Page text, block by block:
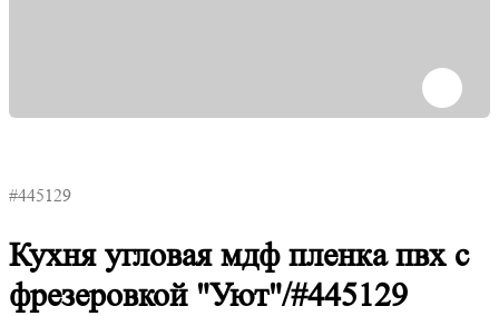
#445129
Кухня угловая мдф пленка пвх с
фрезеровкой "Уют"/#445129